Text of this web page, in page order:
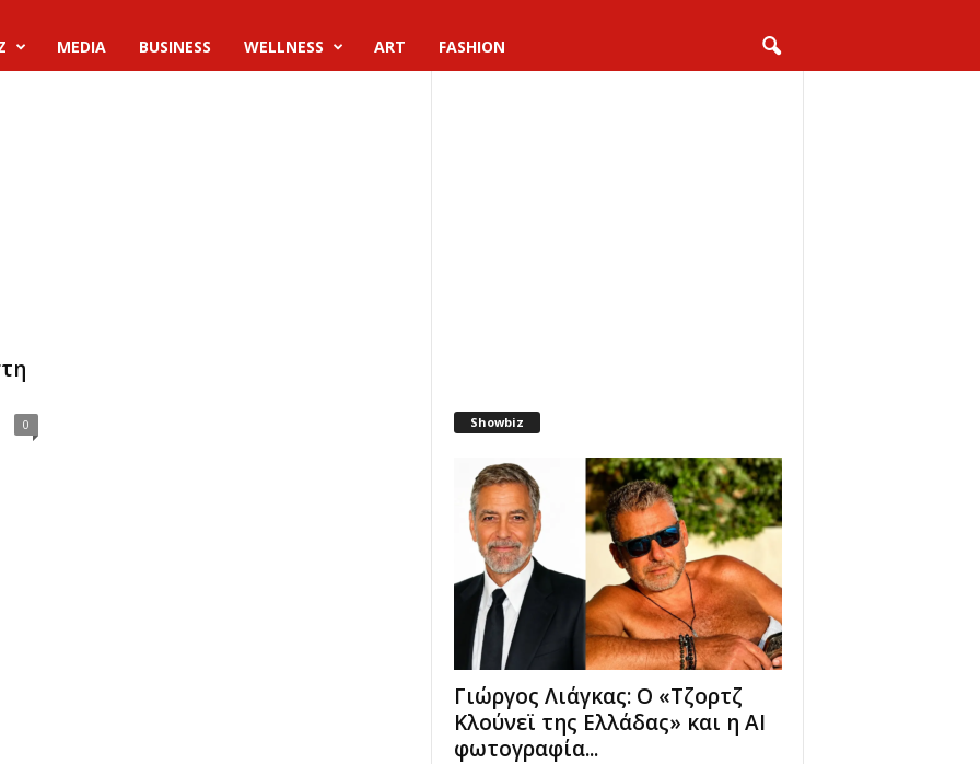
MEDIA BUSINESS WELLNESS ART FASHION
0 Showbiz
Γιώργος Λιάγκας: Ο «Τζορτζ
Κλούνεϊ της Ελλάδας» και η AI
φωτογραφία...